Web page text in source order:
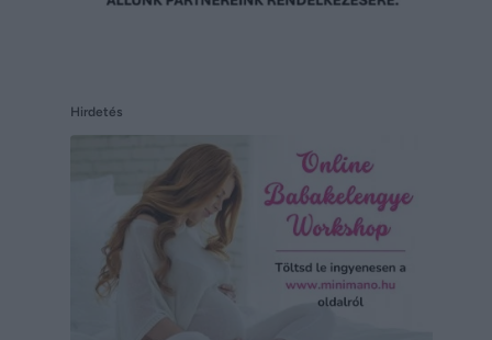
Hirdetés